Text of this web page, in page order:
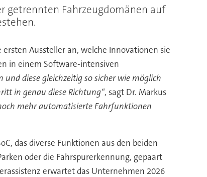
getrennten Fahrzeugdomänen auf
Aussteller an, welche Innovationen sie
in einem Software-intensiven
diese gleichzeitig so sicher wie möglich
in genau diese Richtung“, sagt Dr. Markus
mehr automatisierte Fahrfunktionen
das diverse Funktionen aus den beiden
oder die Fahrspurerkennung, gepaart
erwartet das Unternehmen 2026